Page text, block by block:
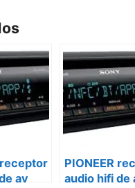
receptor
av
PIONEER
audio hifi de